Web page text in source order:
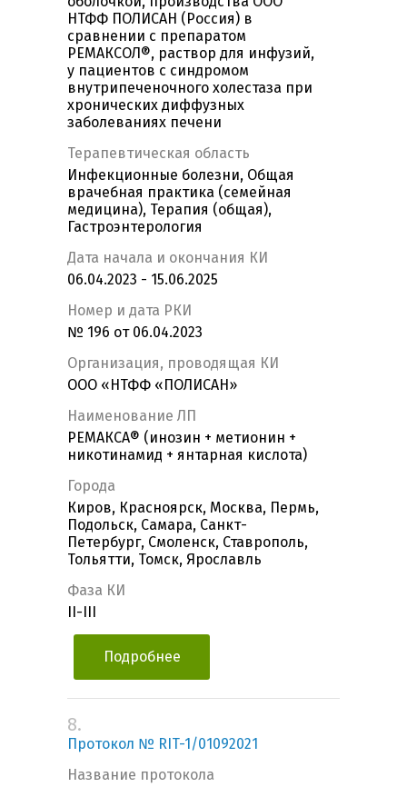
НТФФ ПОЛИСАН (Россия) в
сравнении с препаратом
РЕМАКСОЛ®, раствор для инфузий,
у пациентов с синдромом
внутрипеченочного холестаза при
хронических диффузных
заболеваниях печени
Терапевтическая область
Инфекционные болезни, Общая
врачебная практика (семейная
медицина), Терапия (общая),
Гастроэнтерология
Дата начала и окончания КИ
06.04.2023 - 15.06.2025
Номер и дата РКИ
№ 196 от 06.04.2023
Организация, проводящая КИ
ООО «НТФФ «ПОЛИСАН»
Наименование ЛП
РЕМАКСА® (инозин + метионин +
никотинамид + янтарная кислота)
Города
Киров, Красноярск, Москва, Пермь,
Подольск, Самара, Санкт-
Петербург, Смоленск, Ставрополь,
Тольятти, Томск, Ярославль
Фаза КИ
II-III
Подробнее
8.
Протокол № RIT-1/01092021
Название протокола